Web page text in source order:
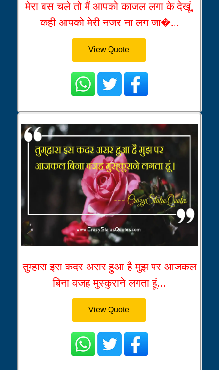
मेरा बस चले तो मैं आपको काजल लगा के देखूं,
कही आपको मेरी नजर ना लग जा�...
View Quote
तुम्हारा इस कदर असर हुआ है मुझ पर आजकल
बिना वजह मुस्कुराने लगता हूं...
View Quote